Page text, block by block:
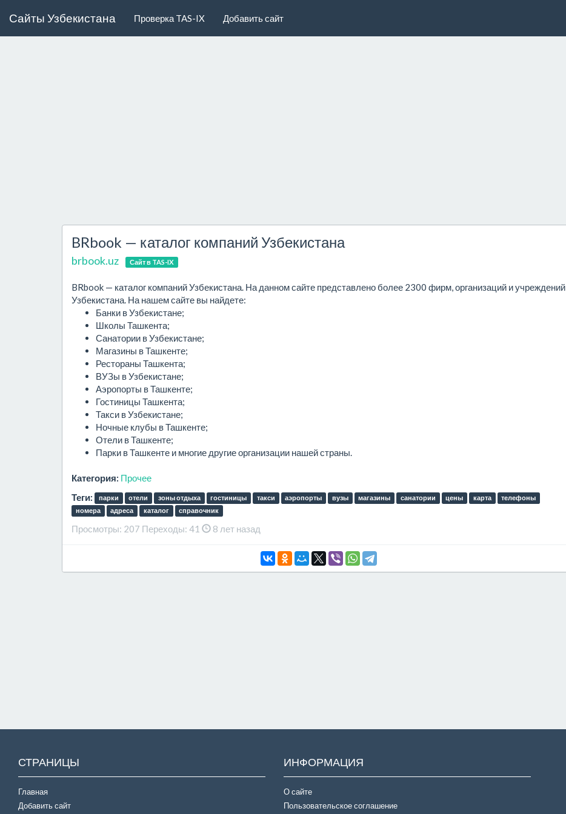
Сайты Узбекистана Проверка TAS-IX Добавить сайт
BRbook — каталог компаний Узбекистана
brbook.uz Сайт в TAS-IX
BRbook — каталог компаний Узбекистана. На данном сайте представлено более 2300 фирм, организаций и учреждений
Узбекистана. На нашем сайте вы найдете:
Банки в Узбекистане;
Школы Ташкента;
Санатории в Узбекистане;
Магазины в Ташкенте;
Рестораны Ташкента;
ВУЗы в Узбекистане;
Аэропорты в Ташкенте;
Гостиницы Ташкента;
Такси в Узбекистане;
Ночные клубы в Ташкенте;
Отели в Ташкенте;
Парки в Ташкенте и многие другие организации нашей страны.
Категория: Прочее
Теги:
парки отели зоны отдыха гостиницы такси аэропорты вузы магазины санатории цены карта
телефоны
номера
адреса каталог справочник
Просмотры: 207 Переходы: 41 8 лет назад
СТРАНИЦЫ
Главная
Добавить сайт
ИНФОРМАЦИЯ
О сайте
Пользовательское соглашение